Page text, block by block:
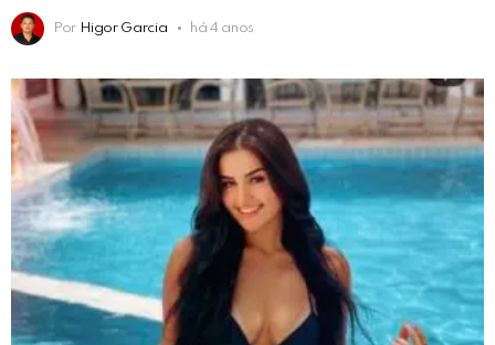
Por Higor Garcia há 4 anos